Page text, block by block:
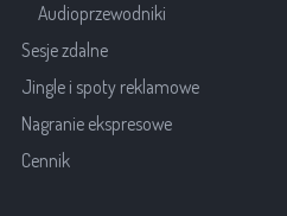
Audioprzewodniki
Sesje zdalne
Jingle i spoty reklamowe
Nagranie ekspresowe
Cennik